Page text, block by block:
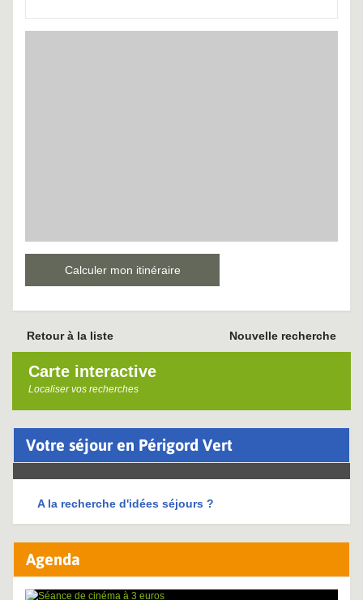
Calculer mon itinéraire
Nouvelle recherche
Retour à la liste
Carte interactive
Localiser vos recherches
Votre séjour en Périgord Vert
A la recherche d'idées séjours ?
Agenda